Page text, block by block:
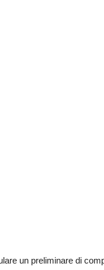
un preliminare di